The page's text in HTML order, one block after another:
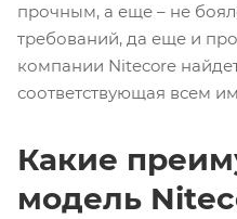
прочным, а еще – не
требований, да еще и
компании Nitecore
соответствующая всем
Какие
модель